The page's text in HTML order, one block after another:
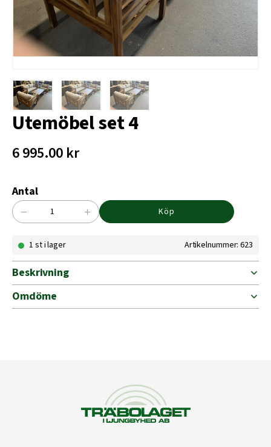
Utemöbel set 4
6 995.00 kr
Antal
Utemöbel
− + Köp
1 st i lager Artikelnummer: 623
Beskrivning
Omdöme